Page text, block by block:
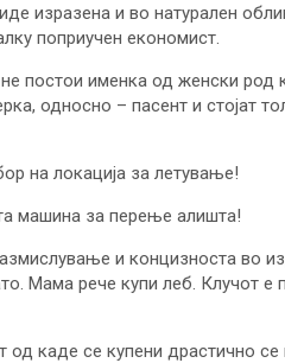
изразена и во натурален
поприучен економист.
постои именка од женски род
односно – пасент и стојат
на локација за летување!
машина за перење алишта!
и концизноста во
Мама рече купи леб. Клучот е
од каде се купени драстично се